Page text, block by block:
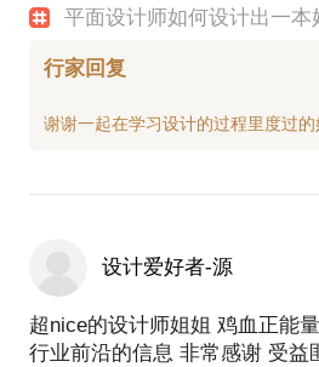
平面设计师如何设计出一本
行家回复
设计爱好者-源
超nice的设计师姐姐 鸡血正能
行业前沿的信息 非常感谢 受益